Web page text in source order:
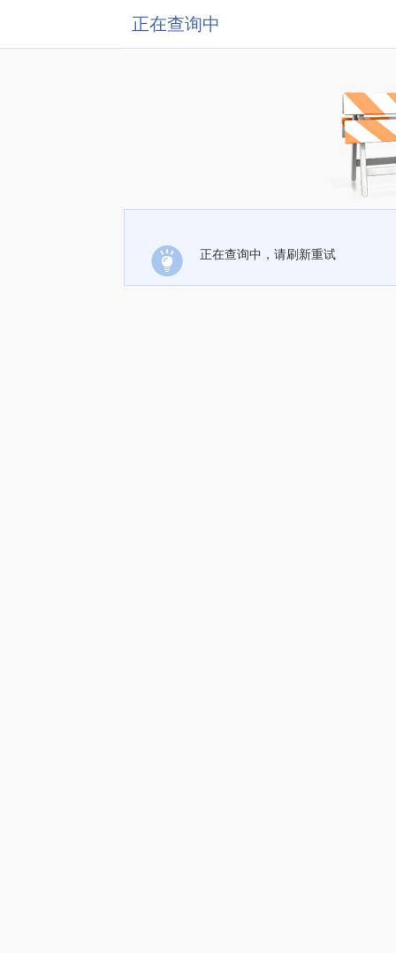
正在查询中
正在查询中，请刷新重试